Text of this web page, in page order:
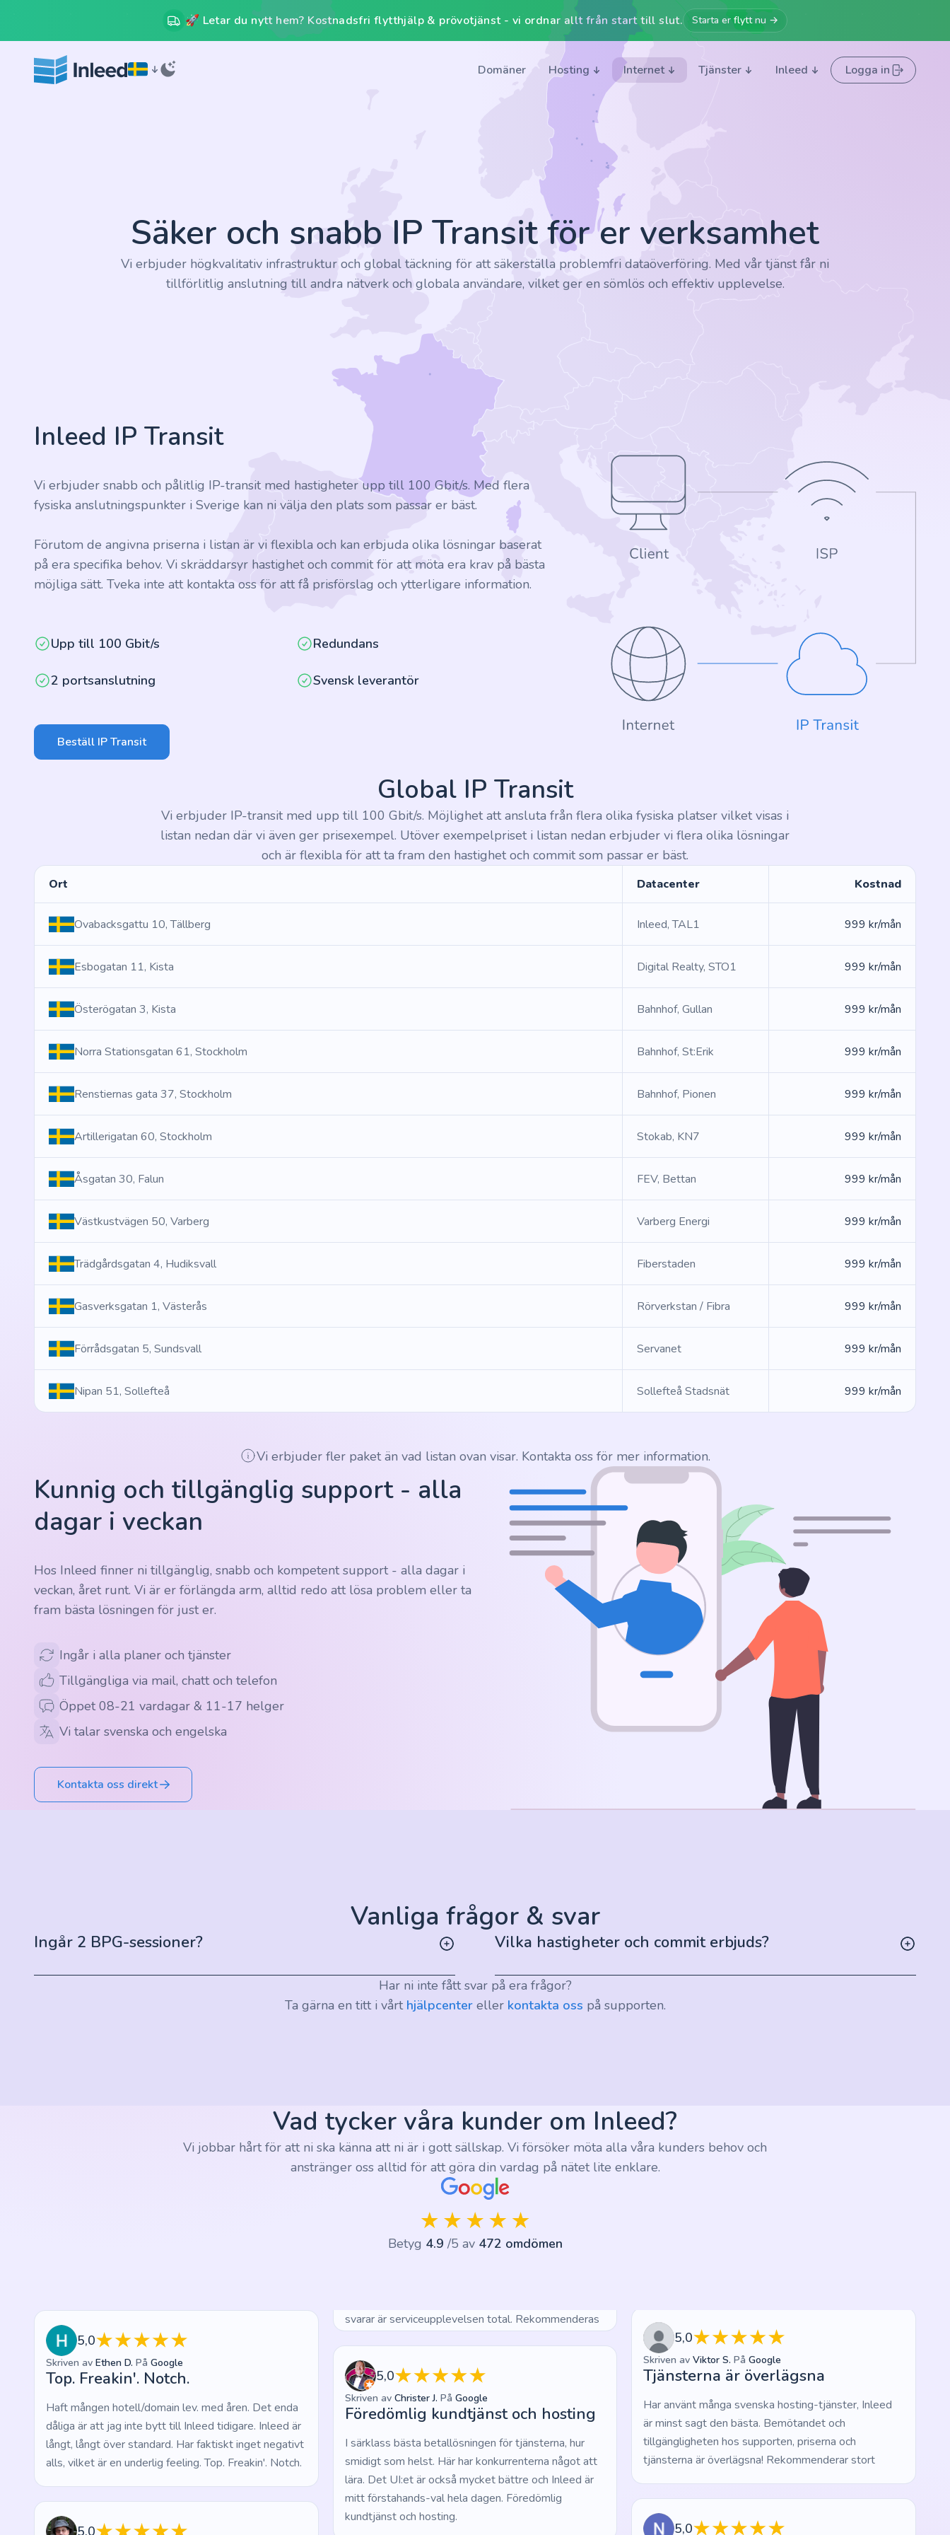
🚀 Letar du nytt hem? Kostnadsfri flytthjälp & prövotjänst - vi ordnar allt från start till slut. Starta er flytt nu →
Domäner Hosting Internet Tjänster Inleed Logga in
Säker och snabb IP Transit för er verksamhet
Vi erbjuder högkvalitativ infrastruktur och global täckning för att säkerställa problemfri dataöverföring. Med vår tjänst får ni
tillförlitlig anslutning till andra nätverk och globala användare, vilket ger en sömlös och effektiv upplevelse.
Inleed IP Transit
Vi erbjuder snabb och pålitlig IP-transit med hastigheter upp till 100 Gbit/s. Med flera
fysiska anslutningspunkter i Sverige kan ni välja den plats som passar er bäst.
Förutom de angivna priserna i listan är vi flexibla och kan erbjuda olika lösningar baserat
på era specifika behov. Vi skräddarsyr hastighet och commit för att möta era krav på bästa
möjliga sätt. Tveka inte att kontakta oss för att få prisförslag och ytterligare information.
Upp till 100 Gbit/s Redundans
2 portsanslutning Svensk leverantör
Beställ IP Transit
Global IP Transit
Vi erbjuder IP-transit med upp till 100 Gbit/s. Möjlighet att ansluta från flera olika fysiska platser vilket visas i
listan nedan där vi även ger prisexempel. Utöver exempelpriset i listan nedan erbjuder vi flera olika lösningar
och är flexibla för att ta fram den hastighet och commit som passar er bäst.
Ort Datacenter Kostnad
Ovabacksgattu 10, Tällberg Inleed, TAL1 999 kr/mån
Esbogatan 11, Kista Digital Realty, STO1 999 kr/mån
Österögatan 3, Kista Bahnhof, Gullan 999 kr/mån
Norra Stationsgatan 61, Stockholm Bahnhof, St:Erik 999 kr/mån
Renstiernas gata 37, Stockholm Bahnhof, Pionen 999 kr/mån
Artillerigatan 60, Stockholm Stokab, KN7 999 kr/mån
Åsgatan 30, Falun FEV, Bettan 999 kr/mån
Västkustvägen 50, Varberg Varberg Energi 999 kr/mån
Trädgårdsgatan 4, Hudiksvall Fiberstaden 999 kr/mån
Gasverksgatan 1, Västerås Rörverkstan / Fibra 999 kr/mån
Förrådsgatan 5, Sundsvall Servanet 999 kr/mån
Nipan 51, Sollefteå Sollefteå Stadsnät 999 kr/mån
Vi erbjuder fler paket än vad listan ovan visar. Kontakta oss för mer information.
Kunnig och tillgänglig support - alla
dagar i veckan
Hos Inleed finner ni tillgänglig, snabb och kompetent support - alla dagar i
veckan, året runt. Vi är er förlängda arm, alltid redo att lösa problem eller ta
fram bästa lösningen för just er.
Ingår i alla planer och tjänster
Tillgängliga via mail, chatt och telefon
Öppet 08-21 vardagar & 11-17 helger
Vi talar svenska och engelska
Kontakta oss direkt
Vanliga frågor & svar
Ingår 2 BPG-sessioner? Vilka hastigheter och commit erbjuds?
Har ni inte fått svar på era frågor?
Ta gärna en titt i vårt hjälpcentereller kontakta oss på supporten.
Vad tycker våra kunder om Inleed?
Vi jobbar hårt för att ni ska känna att ni är i gott sällskap. Vi försöker möta alla våra kunders behov och
anstränger oss alltid för att göra din vardag på nätet lite enklare.
Betyg 4.9 /5 av 472 omdömen
5,0
Skriven av Ethen D. På Google
Top. Freakin'. Notch.
Haft mången hotell/domain lev. med åren. Det enda
dåliga är att jag inte bytt till Inleed tidigare. Inleed är
långt, långt över standard. Har faktiskt inget negativt
alls, vilket är en underlig feeling. Top. Freakin'. Notch.
5,0
svarar är serviceupplevelsen total. Rekommenderas
5,0
Skriven av Christer J. På Google
Föredömlig kundtjänst och hosting
I särklass bästa betallösningen för tjänsterna, hur
smidigt som helst. Här har konkurrenterna något att
lära. Det UI:et är också mycket bättre och Inleed är
mitt förstahands-val hela dagen. Föredömlig
kundtjänst och hosting.
5,0
Skriven avViktor S.PåGoogle
Tjänsterna är överlägsna
Har använt många svenska hosting-tjänster, Inleed
är minst sagt den bästa. Bemötandet och
tillgängligheten hos supporten, priserna och
tjänsterna är överlägsna! Rekommenderar stort
5,0